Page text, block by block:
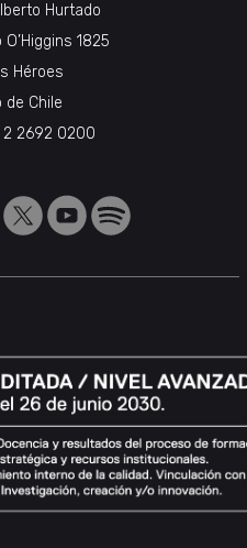
Hurtado
1825
Héroes
de Chile
2 2692 0200